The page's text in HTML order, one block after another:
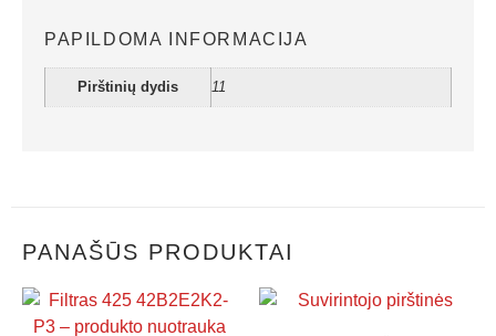
PAPILDOMA INFORMACIJA
Pirštinių dydis 11
PANAŠŪS PRODUKTAI